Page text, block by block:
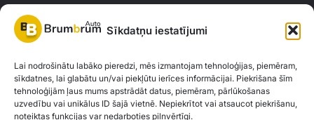
Sīkdatņu iestatījumi
Lai nodrošinātu labāko pieredzi, mēs izmantojam tehnoloģijas, piemēram,
sīkdatnes, lai glabātu un/vai piekļūtu ierīces informācijai. Piekrišana šīm
tehnoloģijām ļaus mums apstrādāt datus, piemēram, pārlūkošanas
uzvedību vai unikālus ID šajā vietnē. Nepiekrītot vai atsaucot piekrišanu,
noteiktas funkcijas var nedarboties pilnvērtīgi.
SIA "AUTOCLICK", Reģ. Nr. 40203371960, Adrese: Mazjumpravas
iela 77, Rīga, LV-1063 |20260160
Privātuma politikaKontakti